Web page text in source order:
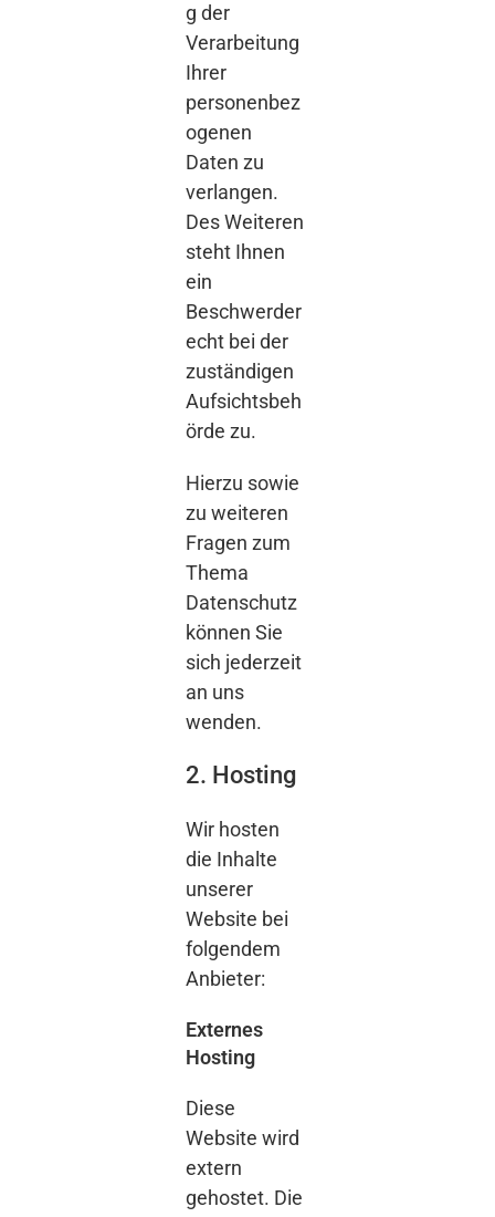
g der
Verarbeitung
Ihrer
personenbez
ogenen
Daten zu
verlangen.
Des Weiteren
steht Ihnen
ein
Beschwerder
echt bei der
zuständigen
Aufsichtsbeh
örde zu.
Hierzu sowie
zu weiteren
Fragen zum
Thema
Datenschutz
können Sie
sich jederzeit
an uns
wenden.
2. Hosting
Wir hosten
die Inhalte
unserer
Website bei
folgendem
Anbieter:
Externes
Hosting
Diese
Website wird
extern
gehostet. Die